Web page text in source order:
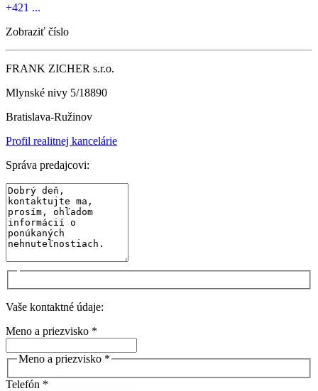
+421 ...
Zobraziť číslo
FRANK ZICHER s.r.o.
Mlynské nivy 5/18890
Bratislava-Ružinov
Profil realitnej kancelárie
Správa predajcovi:
Vaše kontaktné údaje:
Meno a priezvisko *
Meno a priezvisko *
Telefón *